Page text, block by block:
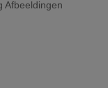
Afbeeldingen